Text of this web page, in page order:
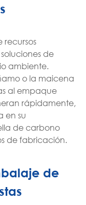
recursos
de
ambiente.
o la maicena
al empaque
rápidamente,
en su
de carbono
de fabricación.
de